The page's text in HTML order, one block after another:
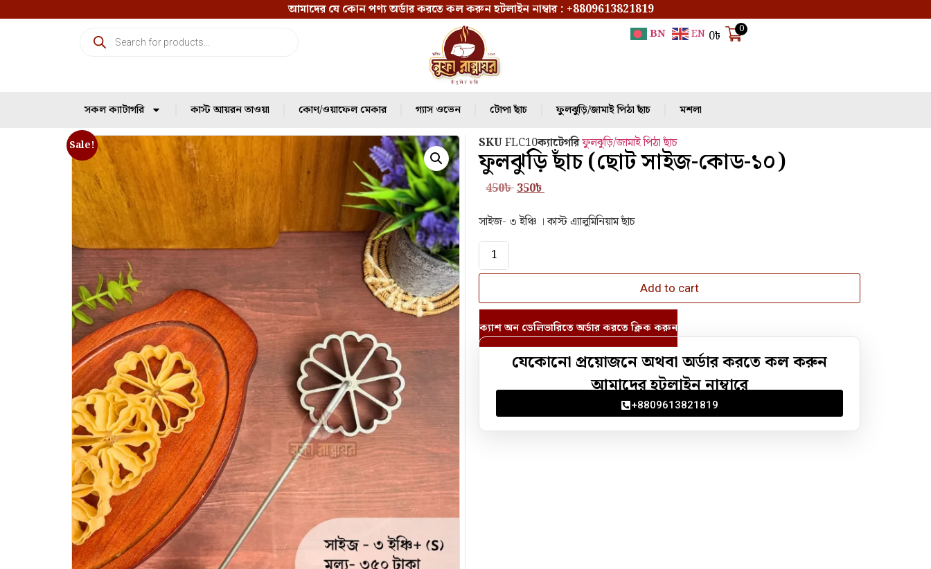
আমাদের যে কোন পণ্য অর্ডার করতে কল করুন হটলাইন নাম্বার : +8809613821819
BN EN 0৳ 0
সকল ক্যাটাগরি কাস্ট আয়রন তাওয়া কোণ/ওয়াফেল মেকার গ্যাস ওভেন ⁠টোপা ছাঁচ ফুলঝুড়ি/জামাই পিঠা ছাঁচ মশলা
Sale! SKUFLC10ক্যাটেগরিফুলঝুড়ি/জামাই পিঠা ছাঁচ
ফুলঝুড়ি ছাঁচ (ছোট সাইজ-কোড-১০)
450৳350৳
সাইজ- ৩ ইঞ্চি । কাস্ট এ‍্যালুমিনিয়াম ছাঁচ
Add to cart
ক্যাশ অন ডেলিভারিতে অর্ডার করতে ক্লিক করুন
যেকোনো প্রয়োজনে অথবা অর্ডার করতে কল করুন
আমাদের হটলাইন নাম্বারে
+8809613821819